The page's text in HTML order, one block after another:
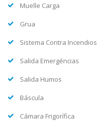
Muelle Carga
Grua
Sistema Contra Incendios
Salida Emergéncias
Salida Humos
Báscula
Cámara Frigorífica